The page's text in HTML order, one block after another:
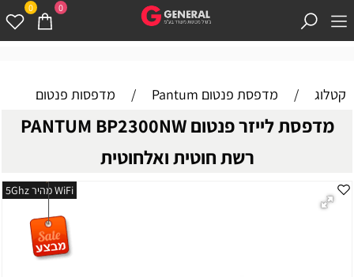
0 0
קטלוג / מדפסת פנטום Pantum / מדפסות פנטום
מדפסת לייזר פנטום PANTUM BP2300NW
רשת חוטית ואלחוטית
WiFi מהיר 5Ghz